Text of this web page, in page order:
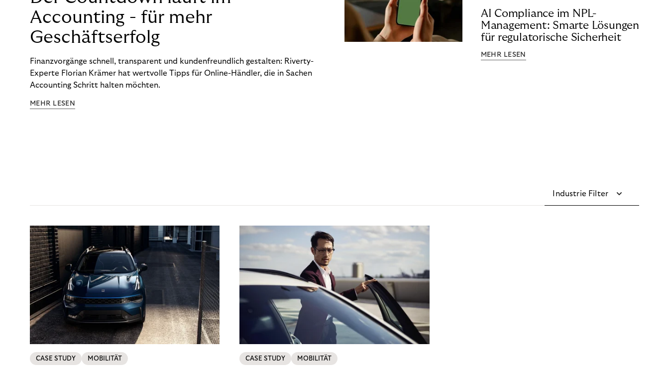
Accounting - für mehr
Geschäftserfolg
Finanzvorgänge schnell, transparent und kundenfreundlich gestalten: Riverty-
Experte Florian Krämer hat wertvolle Tipps für Online-Händler, die in Sachen
Accounting Schritt halten möchten.
MEHR LESEN
AI Compliance im NPL-
Management: Smarte Lösungen
für regulatorische Sicherheit
MEHR LESEN
Industrie Filter
CASE STUDY MOBILITÄT CASE STUDY MOBILITÄT